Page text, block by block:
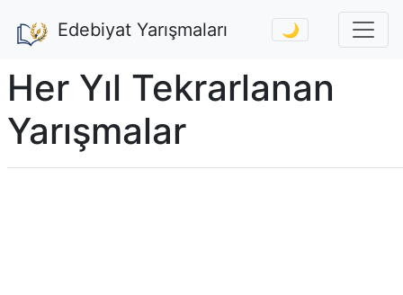
Edebiyat Yarışmaları 🌙
Her Yıl Tekrarlanan
Yarışmalar